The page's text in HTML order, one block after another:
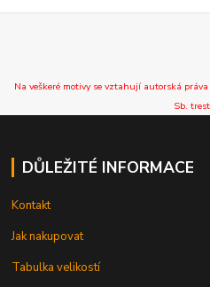
Na veškeré motivy se vztahují autorská
Sb.
DŮLEŽITÉ INFORMACE
Kontakt
Jak nakupovat
Tabulka velikostí